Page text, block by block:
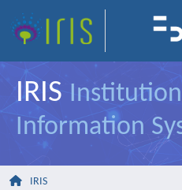
IRIS
Information
IRIS